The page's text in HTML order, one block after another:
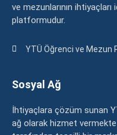
ve mezunlarının
platformudur.
YTÜ Öğrenci ve Mezun
Sosyal Ağ
İhtiyaçlara çözüm sunan
ağ olarak hizmet